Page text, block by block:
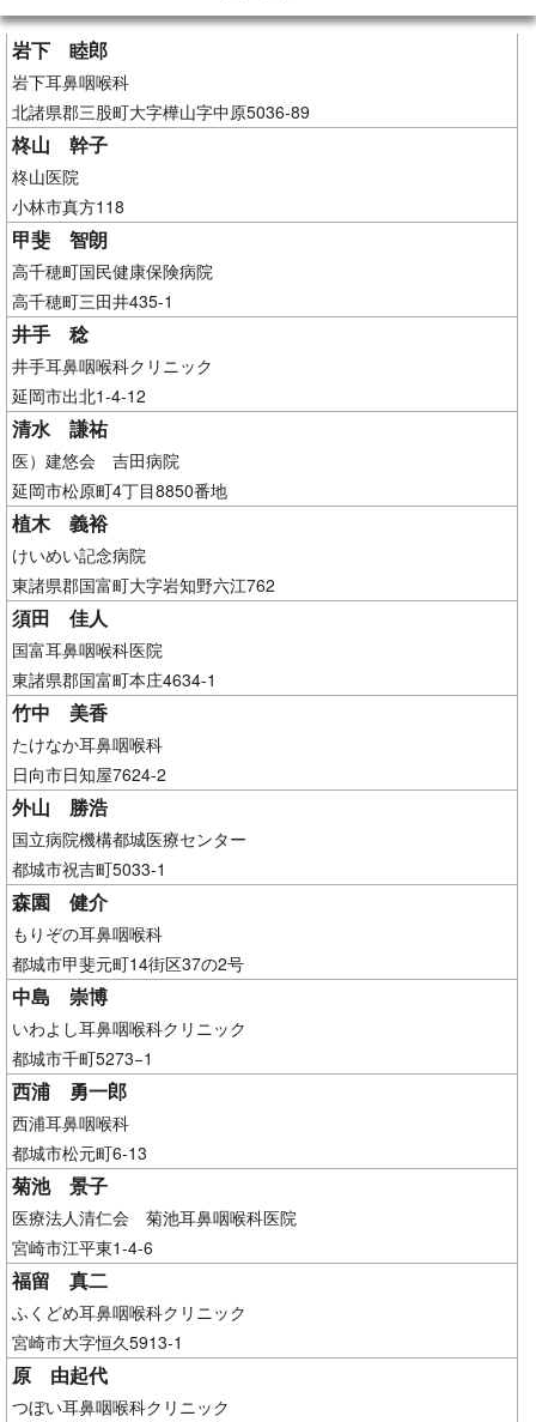
岩下 睦郎
岩下耳鼻咽喉科
北諸県郡三股町大字樺山字中原5036-89
柊山 幹子
柊山医院
小林市真方118
甲斐 智朗
高千穂町国民健康保険病院
高千穂町三田井435-1
井手 稔
井手耳鼻咽喉科クリニック
延岡市出北1-4-12
清水 謙祐
医）建悠会 吉田病院
延岡市松原町4丁目8850番地
植木 義裕
けいめい記念病院
東諸県郡国富町大字岩知野六江762
須田 佳人
国富耳鼻咽喉科医院
東諸県郡国富町本庄4634-1
竹中 美香
たけなか耳鼻咽喉科
日向市日知屋7624-2
外山 勝浩
国立病院機構都城医療センター
都城市祝吉町5033-1
森園 健介
もりぞの耳鼻咽喉科
都城市甲斐元町14街区37の2号
中島 崇博
いわよし耳鼻咽喉科クリニック
都城市千町5273−1
西浦 勇一郎
西浦耳鼻咽喉科
都城市松元町6-13
菊池 景子
医療法人清仁会 菊池耳鼻咽喉科医院
宮崎市江平東1-4-6
福留 真二
ふくどめ耳鼻咽喉科クリニック
宮崎市大字恒久5913-1
原 由起代
つぼい耳鼻咽喉科クリニック